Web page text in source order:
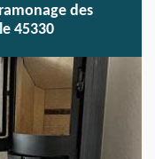
des
45330